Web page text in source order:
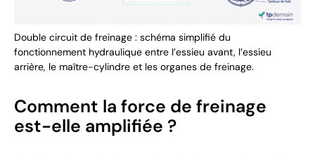
Double circuit de freinage : schéma simplifié du
fonctionnement hydraulique entre l’essieu avant, l’essieu
arrière, le maître-cylindre et les organes de freinage.
Comment la force de freinage
est-elle amplifiée ?